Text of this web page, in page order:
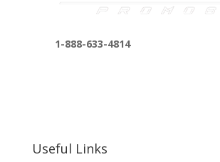
1-888-633-4814
Useful Links